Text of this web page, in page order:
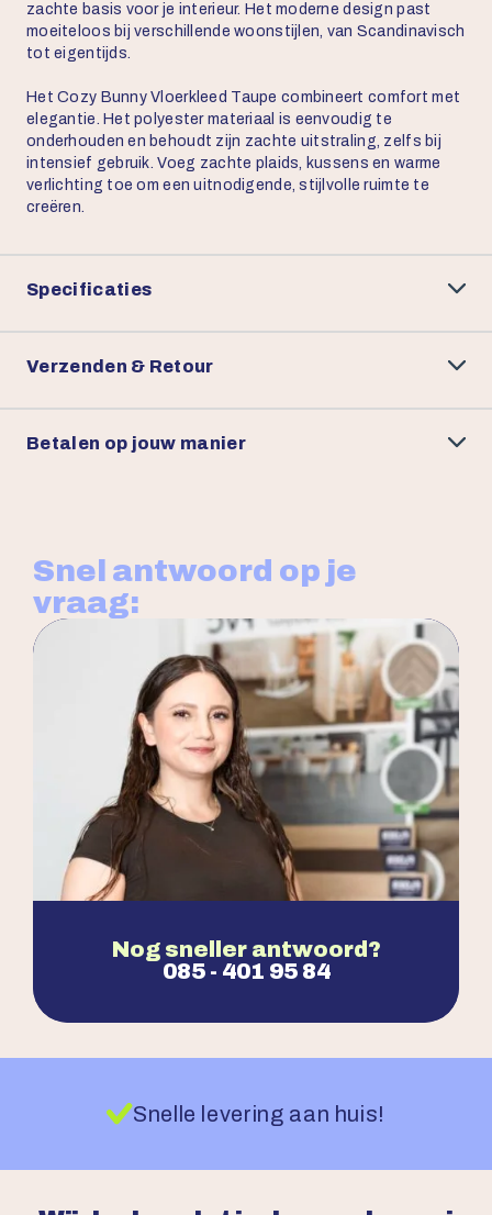
zachte basis voor je interieur. Het moderne design past
moeiteloos bij verschillende woonstijlen, van Scandinavisch
tot eigentijds.
Het Cozy Bunny Vloerkleed Taupe combineert comfort met
elegantie. Het polyester materiaal is eenvoudig te
onderhouden en behoudt zijn zachte uitstraling, zelfs bij
intensief gebruik. Voeg zachte plaids, kussens en warme
verlichting toe om een uitnodigende, stijlvolle ruimte te
creëren.
Specificaties
Verzenden & Retour
Betalen op jouw manier
Snel antwoord op je
vraag:
Nog sneller antwoord?
085 - 401 95 84
Snelle levering aan huis!